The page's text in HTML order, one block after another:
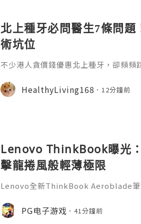
北上種牙必問醫生7條問
術坑位
不少港人貪價錢優惠北上種牙，卻頻頻
骨骼檢測、收費標準、植體資訊、醫生
服務，幫大家避開種牙陷阱，安心求診。
HealthyLiving168 12分鐘前
Lenovo ThinkBook曝光
擊龍捲風般輕薄極限
Lenovo全新ThinkBook Aeroblade筆
風》的PG遊戲玩家來說，這款可攜式
台，隨時開啟娛樂與辦公體驗。據了
PG电子游戏 41分鐘前